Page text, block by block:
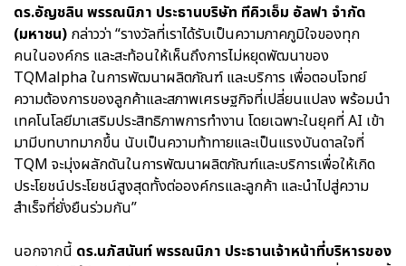
ดร.อัญชลิน พรรณนิภา ประธานบริษัท ทีคิวเอ็ม อัลฟา จำกัด
(มหาชน) กล่าวว่า “รางวัลที่เราได้รับเป็นความภาคภูมิใจของทุก
คนในองค์กร และสะท้อนให้เห็นถึงการไม่หยุดพัฒนาของ
TQMalpha ในการพัฒนาผลิตภัณฑ์ และบริการ เพื่อตอบโจทย์
ความต้องการของลูกค้าและสภาพเศรษฐกิจที่เปลี่ยนแปลง พร้อมนำ
เทคโนโลยีมาเสริมประสิทธิภาพการทำงาน โดยเฉพาะในยุคที่ AI เข้า
มามีบทบาทมากขึ้น นับเป็นความท้าทายและเป็นแรงบันดาลใจที่
TQM จะมุ่งผลักดันในการพัฒนาผลิตภัณฑ์และบริการเพื่อให้เกิด
ประโยชน์ประโยชน์สูงสุดทั้งต่อองค์กรและลูกค้า และนำไปสู่ความ
สำเร็จที่ยั่งยืนร่วมกัน”
นอกจากนี้ ดร.นภัสนันท์ พรรณนิภา ประธานเจ้าหน้าที่บริหารของ